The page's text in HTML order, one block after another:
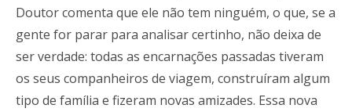
Doutor comenta que ele não tem ninguém, o que, se a
gente for parar para analisar certinho, não deixa de
ser verdade: todas as encarnações passadas tiveram
os seus companheiros de viagem, construíram algum
tipo de família e fizeram novas amizades. Essa nova